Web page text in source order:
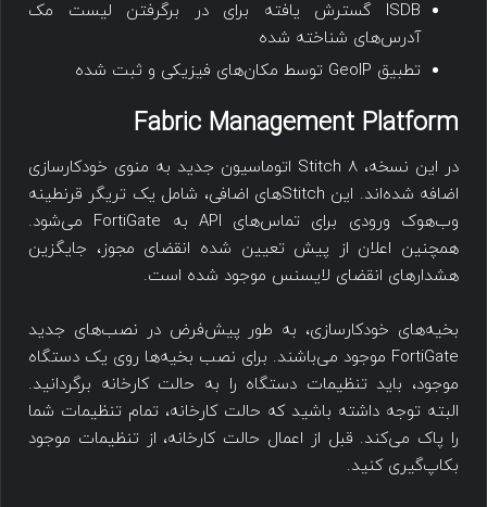
ISDB گسترش یافته برای در برگرفتن لیست مک
آدرس‌های شناخته شده
تطبیق GeoIP توسط مکان‌های فیزیکی و ثبت شده
Fabric Management Platform
در این نسخه، ۸ Stitch اتوماسیون جدید به منوی خودکارسازی
اضافه شده‌اند. این Stitchهای اضافی، شامل یک تریگر قرنطینه
وب‌هوک ورودی برای تماس‌های API به FortiGate می‌شود.
همچنین اعلان از پیش تعیین شده انقضای مجوز، جایگزین
هشدارهای انقضای لایسنس موجود شده است.
بخیه‌های خودکارسازی، به طور پیش‌فرض در نصب‌های جدید
FortiGate موجود می‌باشند. برای نصب بخیه‌ها روی یک دستگاه
موجود، باید تنظیمات دستگاه را به حالت کارخانه برگردانید.
البته توجه داشته باشید که حالت کارخانه، تمام تنظیمات شما
را پاک می‌کند. قبل از اعمال حالت کارخانه، از تنظیمات موجود
بکاپ‌گیری کنید.